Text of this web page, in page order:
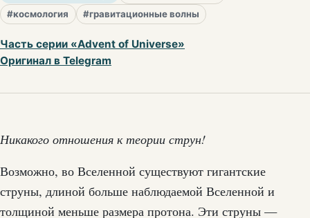
#космология
#гравитационные волны
Часть серии «Advent of Universe»
Оригинал в Telegram
Никакого отношения к теории струн!
Возможно, во Вселенной существуют гигантские
струны, длиной больше наблюдаемой Вселенной и
толщиной меньше размера протона. Эти струны —